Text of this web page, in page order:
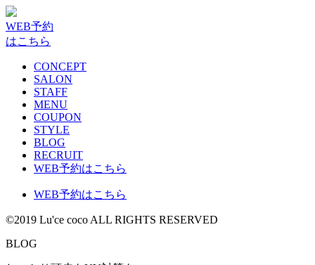
WEB予約
はこちら
CONCEPT
SALON
STAFF
MENU
COUPON
STYLE
BLOG
RECRUIT
WEB予約はこちら
WEB予約はこちら
©2019 Lu'ce coco ALL RIGHTS RESERVED
BLOG